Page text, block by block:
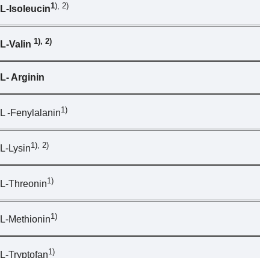
L-Isoleucin1), 2)
L-Valin 1), 2)
L- Arginin
L -Fenylalanin1)
L-Lysin1), 2)
L-Threonin1)
L-Methionin1)
L-Tryptofan1)